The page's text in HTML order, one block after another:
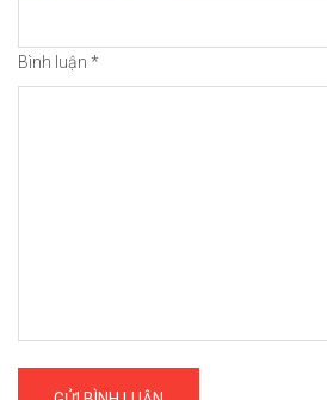
Bình luận *